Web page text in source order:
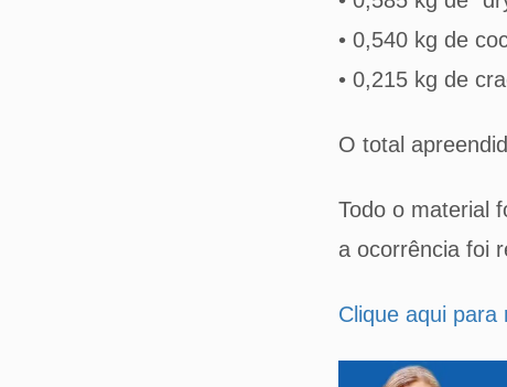
• 0,540 kg de
• 0,215 kg de
O total
Todo o material
a ocorrência foi
Clique aqui